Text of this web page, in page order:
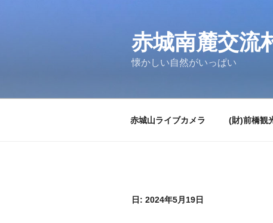
赤城南麓交流
懐かしい自然がいっぱい
赤城山ライブカメラ (財)前橋観
日: 2024年5月19日